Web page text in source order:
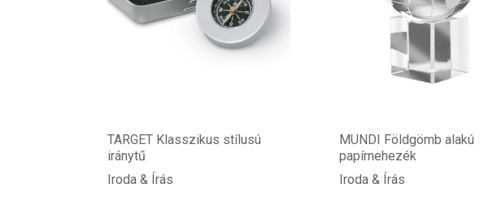
TARGET Klasszikus stílusú
iránytű
Iroda & Írás
MUNDI Földgömb alakú
papírnehezék
Iroda & Írás